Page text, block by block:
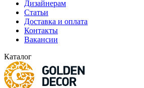
Дизайнерам
Статьи
Доставка и оплата
Контакты
Вакансии
Каталог